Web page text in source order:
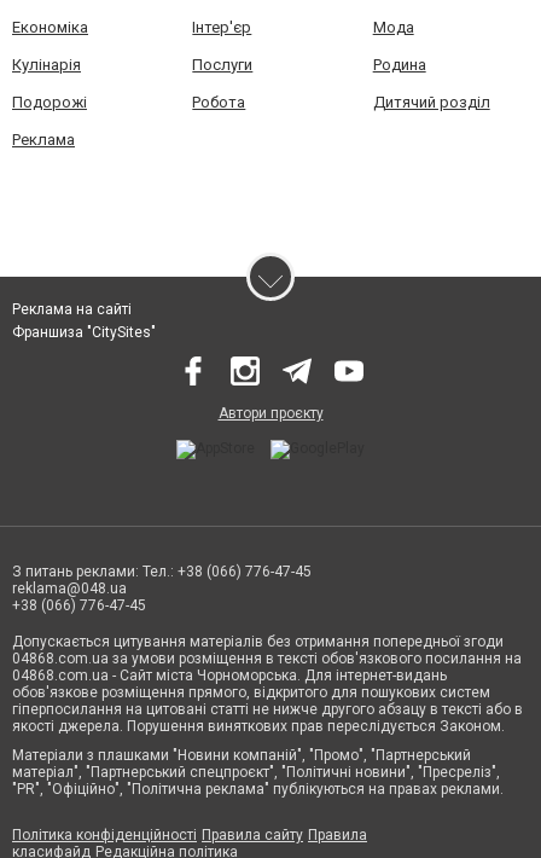
Економіка Інтер'єр Мода
Кулінарія Послуги Родина
Подорожі Робота Дитячий розділ
Реклама
Реклама на сайті
Франшиза "CitySites"
Автори проєкту
З питань реклами: Тел.: +38 (066) 776-47-45
reklama@048.ua
+38 (066) 776-47-45
Допускається цитування матеріалів без отримання попередньої згоди
04868.com.ua за умови розміщення в тексті обов'язкового посилання на
04868.com.ua - Сайт міста Чорноморська. Для інтернет-видань
обов'язкове розміщення прямого, відкритого для пошукових систем
гіперпосилання на цитовані статті не нижче другого абзацу в тексті або в
якості джерела. Порушення виняткових прав переслідується Законом.
Матеріали з плашками "Новини компаній", "Промо", "Партнерський
матеріал", "Партнерський спецпроєкт", "Політичні новини", "Пресреліз",
"PR", "Офіційно", "Політична реклама" публікуються на правах реклами.
Політика конфіденційності Правила сайту Правила
класифайд Редакційна політика